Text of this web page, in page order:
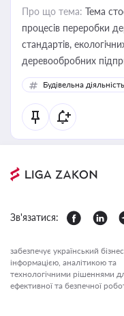
Про що тема: Тема
процесів переробки
стандартів,
деревообробних
Будівельна діяльність
Зв'язатися:
забезпечує український бізнес
інформацією, аналітикою та
технологічними рішеннями
ефективної та безпечної